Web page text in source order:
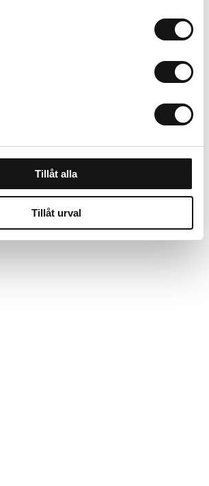
Tillåt alla
Tillåt urval
Köp